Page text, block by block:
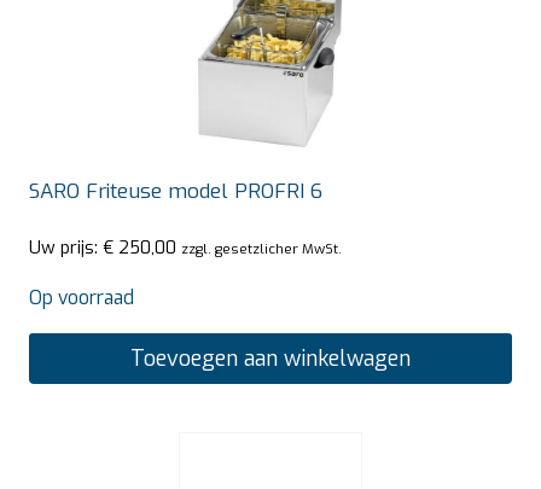
SARO Friteuse model PROFRI 6
Uw prijs: € 250,00 zzgl. gesetzlicher MwSt.
Op voorraad
Toevoegen aan winkelwagen